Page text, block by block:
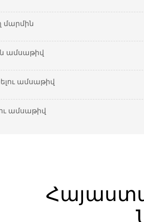
մարմին
ամսաթիվ
ամսաթիվ
ամսաթիվ